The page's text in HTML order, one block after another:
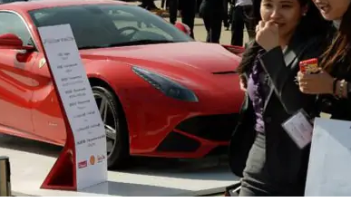
lợi thế mới để đón dòng FDI chất lượng cao
trao thêm quyền cho AI: Có thể tự động xóa bài viết và bình
vi phạm nội quy
bất động sản nói thẳng tên nhiều chủ đầu tư lớn ở Hà Nội nhưng
độ nhận diện ở TP.HCM thì lại không cao
Hướng dẫn doanh nghiệp, hộ kinh doanh không hoạt động tại địa chỉ đã
ký khôi phục mã số thuế
khắc nghẹt thở khi trực thăng chở Tổng thống Trump áp sát
bay thương mại